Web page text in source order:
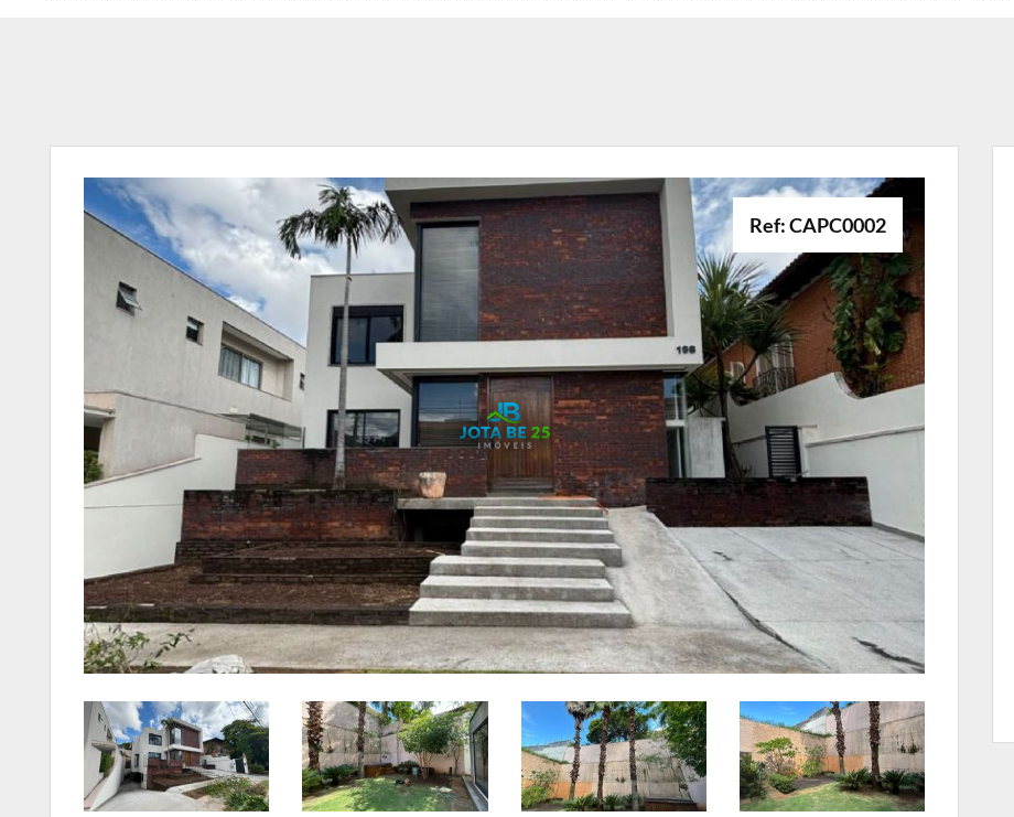
Ref: CAPC0002